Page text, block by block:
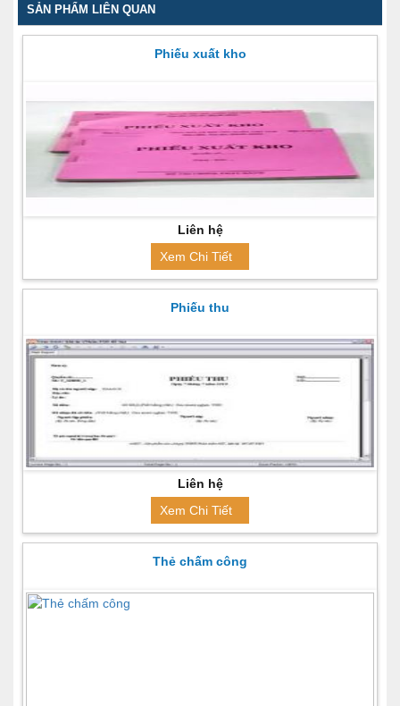
SẢN PHẨM LIÊN QUAN
Phiếu xuất kho
Liên hệ
Xem Chi Tiết
Phiếu thu
Liên hệ
Xem Chi Tiết
Thẻ chấm công